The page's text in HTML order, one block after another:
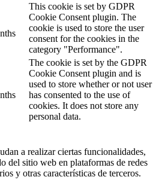
This cookie is set by GDPR
Cookie Consent plugin. The
cookie is used to store the user
consent for the cookies in the
category "Performance".
The cookie is set by the GDPR
Cookie Consent plugin and is
used to store whether or not user
has consented to the use of
cookies. It does not store any
personal data.
a realizar ciertas funcionalidades,
del sitio web en plataformas de redes
y otras características de terceros.